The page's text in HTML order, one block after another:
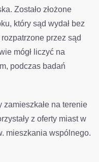
Zostało złożone
który sąd wydał bez
przez sąd
mógł liczyć na
podczas badań
na terenie
z oferty miast w
mieszkania wspólnego.